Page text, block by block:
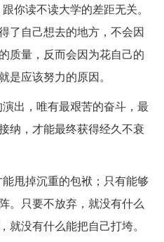
你读不读大学的差距无关。
了自己想去的地方，不会因
质量，反而会因为花自己的
是应该努力的原因。
出，唯有最艰苦的奋斗，最
纳，才能最终获得经久不衰
甩掉沉重的包袱；只有能够
。只要不放弃，就没有什么
就没有什么能把自己打垮。